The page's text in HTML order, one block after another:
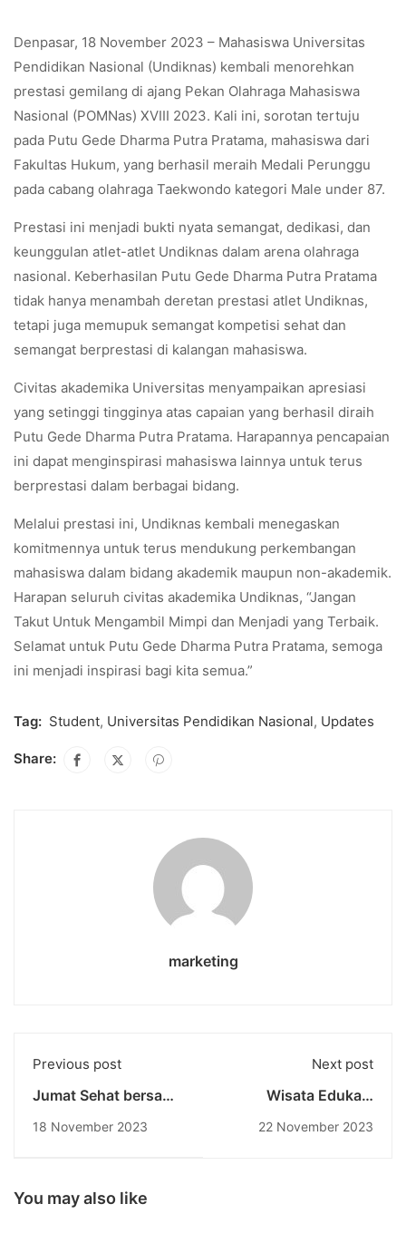
Denpasar, 18 November 2023 – Mahasiswa Universitas
Pendidikan Nasional (Undiknas) kembali menorehkan
prestasi gemilang di ajang Pekan Olahraga Mahasiswa
Nasional (POMNas) XVIII 2023. Kali ini, sorotan tertuju
pada Putu Gede Dharma Putra Pratama, mahasiswa dari
Fakultas Hukum, yang berhasil meraih Medali Perunggu
pada cabang olahraga Taekwondo kategori Male under 87.
Prestasi ini menjadi bukti nyata semangat, dedikasi, dan
keunggulan atlet-atlet Undiknas dalam arena olahraga
nasional. Keberhasilan Putu Gede Dharma Putra Pratama
tidak hanya menambah deretan prestasi atlet Undiknas,
tetapi juga memupuk semangat kompetisi sehat dan
semangat berprestasi di kalangan mahasiswa.
Civitas akademika Universitas menyampaikan apresiasi
yang setinggi tingginya atas capaian yang berhasil diraih
Putu Gede Dharma Putra Pratama. Harapannya pencapaian
ini dapat menginspirasi mahasiswa lainnya untuk terus
berprestasi dalam berbagai bidang.
Melalui prestasi ini, Undiknas kembali menegaskan
komitmennya untuk terus mendukung perkembangan
mahasiswa dalam bidang akademik maupun non-akademik.
Harapan seluruh civitas akademika Undiknas, “Jangan
Takut Untuk Mengambil Mimpi dan Menjadi yang Terbaik.
Selamat untuk Putu Gede Dharma Putra Pratama, semoga
ini menjadi inspirasi bagi kita semua.”
Tag: Student, Universitas Pendidikan Nasional, Updates
Share:
marketing
Previous post
Jumat Sehat bersama
Meningkatkan
Bulu Tangkis
18 November 2023
Next post
Wisata Edukasi
Pariwisata:
22 November 2023
You may also like